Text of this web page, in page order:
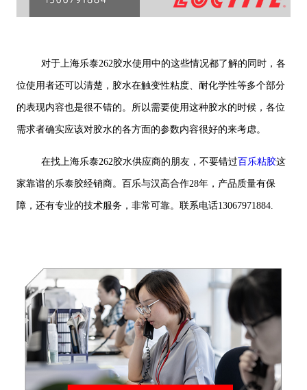
对于上海乐泰262胶水使用中的这些情况都了解的同时，各
位使用者还可以清楚，胶水在触变性粘度、耐化学性等多个部分
的表现内容也是很不错的。所以需要使用这种胶水的时候，各位
需求者确实应该对胶水的各方面的参数内容很好的来考虑。
在找上海乐泰262胶水供应商的朋友，不要错过百乐粘胶这
家靠谱的乐泰胶经销商。百乐与汉高合作28年，产品质量有保
障，还有专业的技术服务，非常可靠。联系电话13067971884.